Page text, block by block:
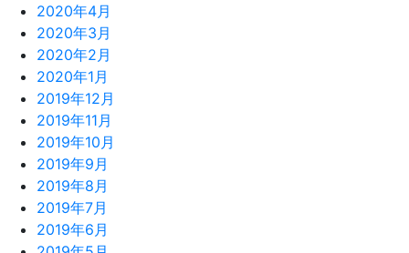
2020年4月
2020年3月
2020年2月
2020年1月
2019年12月
2019年11月
2019年10月
2019年9月
2019年8月
2019年7月
2019年6月